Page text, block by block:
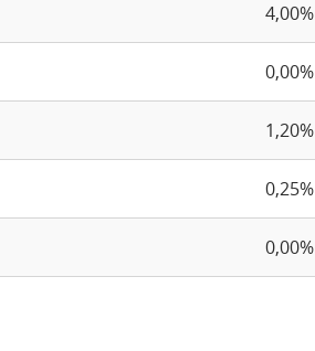
4,00%
0,00%
1,20%
0,25%
0,00%